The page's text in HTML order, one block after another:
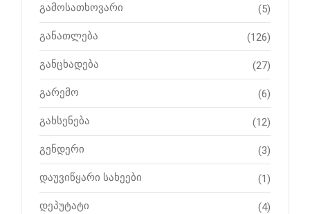
გამოსათხოვარი (5)
განათლება (126)
განცხადება (27)
გარემო (6)
გახსენება (12)
გენდერი (3)
დაუვიწყარი სახეები (1)
დეპუტატი (4)